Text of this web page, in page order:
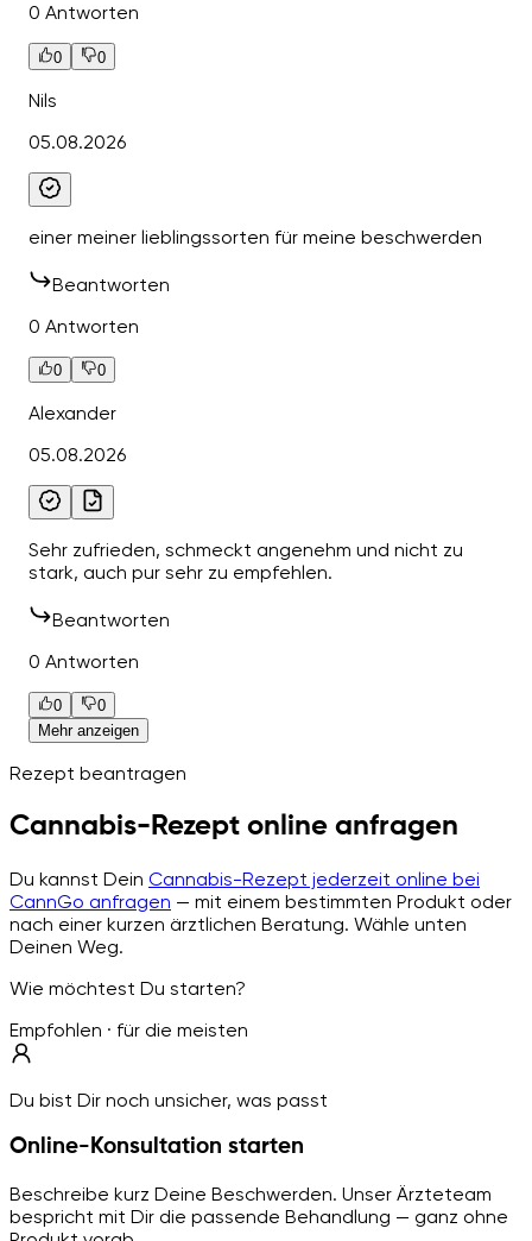
0 Antworten
0 0
Nils
05.08.2026
einer meiner lieblingssorten für meine beschwerden
Beantworten
0 Antworten
0 0
Alexander
05.08.2026
Sehr zufrieden, schmeckt angenehm und nicht zu
stark, auch pur sehr zu empfehlen.
Beantworten
0 Antworten
0
0
Mehr anzeigen
Rezept beantragen
Cannabis-Rezept online anfragen
Du kannst Dein Cannabis-Rezept jederzeit online bei
CannGo anfragen — mit einem bestimmten Produkt oder
nach einer kurzen ärztlichen Beratung. Wähle unten
Deinen Weg.
Wie möchtest Du starten?
Empfohlen · für die meisten
Du bist Dir noch unsicher, was passt
Online-Konsultation starten
Beschreibe kurz Deine Beschwerden. Unser Ärzteteam
bespricht mit Dir die passende Behandlung — ganz ohne